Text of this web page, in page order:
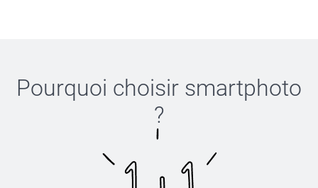
Pourquoi choisir smartphoto
?